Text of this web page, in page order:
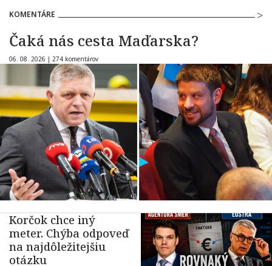
KOMENTÁRE
Čaká nás cesta Maďarska?
06. 08. 2026 | 274 komentárov
Korčok chce iný
meter. Chýba odpoveď
na najdôležitejšiu
otázku